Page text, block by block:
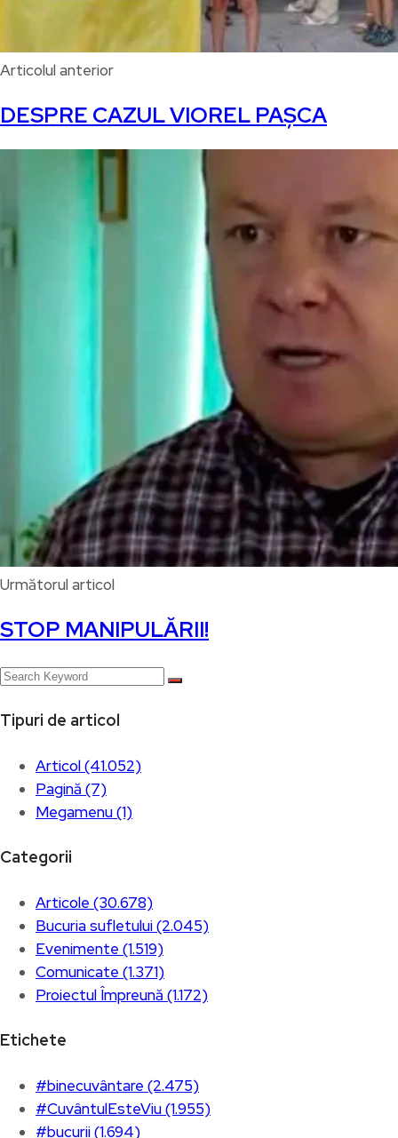
Articolul anterior
DESPRE CAZUL VIOREL PAȘCA
Următorul articol
STOP MANIPULĂRII!
Tipuri de articol
Articol (41.052)
Pagină (7)
Megamenu (1)
Categorii
Articole (30.678)
Bucuria sufletului (2.045)
Evenimente (1.519)
Comunicate (1.371)
Proiectul Împreună (1.172)
Etichete
#binecuvântare (2.475)
#CuvântulEsteViu (1.955)
#bucurii (1.694)